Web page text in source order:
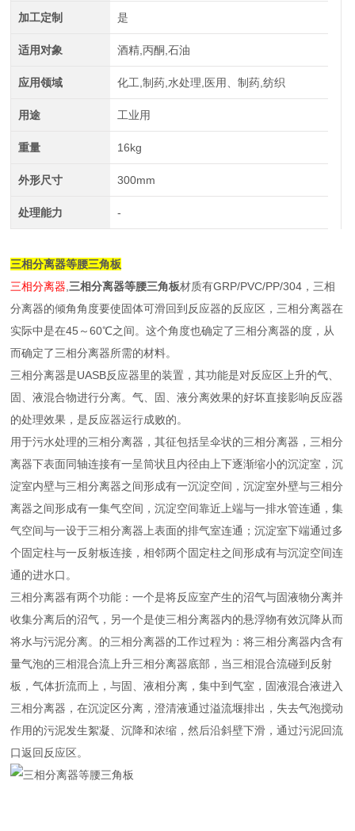
加工定制 是
适用对象 酒精,丙酮,石油
应用领域 化工,制药,水处理,医用、制药,纺织
用途 工业用
重量 16kg
外形尺寸 300mm
处理能力 -
三相分离器等腰三角板
三相分离器 三相分离器等腰三角板材质有GRP/PVC/PP/304，三相
分离器的倾角角度要使固体可滑回到反应器的反应区，三相分离器在
实际中是在45～60℃之间。这个角度也确定了三相分离器的度，从
而确定了三相分离器所需的材料。
三相分离器是UASB反应器里的装置，其功能是对反应区上升的气、
固、液混合物进行分离。气、固、液分离效果的好坏直接影响反应器
的处理效果，是反应器运行成败的。
用于污水处理的三相分离器，其征包括呈伞状的三相分离器，三相分
离器下表面同轴连接有一呈筒状且内径由上下逐渐缩小的沉淀室，沉
淀室内壁与三相分离器之间形成有一沉淀空间，沉淀室外壁与三相分
离器之间形成有一集气空间，沉淀空间靠近上端与一排水管连通，集
气空间与一设于三相分离器上表面的排气室连通；沉淀室下端通过多
个固定柱与一反射板连接，相邻两个固定柱之间形成有与沉淀空间连
通的进水口。
三相分离器有两个功能：一个是将反应室产生的沼气与固液物分离并
收集分离后的沼气，另一个是使三相分离器内的悬浮物有效沉降从而
将水与污泥分离。的三相分离器的工作过程为：将三相分离器内含有
量气泡的三相混合流上升三相分离器底部，当三相混合流碰到反射
板，气体折流而上，与固、液相分离，集中到气室，固液混合液进入
三相分离器，在沉淀区分离，澄清液通过溢流堰排出，失去气泡搅动
作用的污泥发生絮凝、沉降和浓缩，然后沿斜壁下滑，通过污泥回流
口返回反应区。